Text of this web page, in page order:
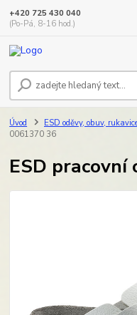
+420 725 430 040
(Po-Pá, 8-16 hod.)
Úvod ESD oděvy, obuv,
0061370 36
ESD